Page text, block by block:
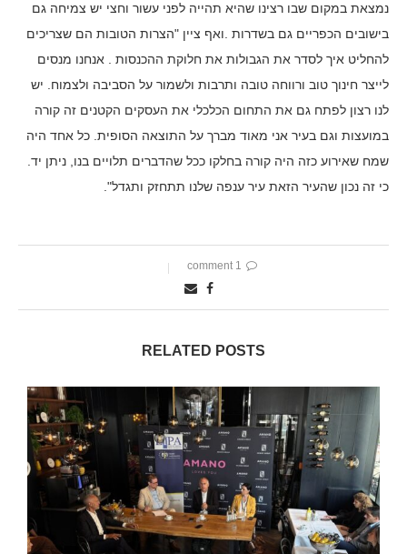
נמצאת במקום שבו רצינו שהיא תהייה לפני עשור וחצי יש צמיחה גם
בישובים הכפריים גם בשדרות .ואף ציין "הצרות הטובות הם שצריכים
להחליט איך לסדר את הגבולות את חלוקת ההכנסות . אנחנו מנסים
לייצר חינוך טוב ורווחה טובה ותרבות ולשמור על הסביבה ולצמוח. יש
לנו רצון לפתח גם את התחום הכלכלי את העסקים הקטנים זה קורה
במועצות וגם בעיר אני מאוד מברך על התוצאה הסופית. כל אחד היה
שמח שאירוע כזה היה קורה בחלקו ככל שהדברים תלויים בנו, ניתן יד.
כי זה נכון שהעיר הזאת עיר ענפה שלנו תתחזק ותגדל".
1 comment
RELATED POSTS